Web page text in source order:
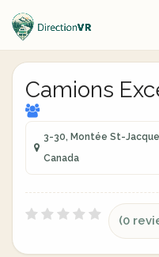
Camions
3-30, Montée St-
Canada
(0